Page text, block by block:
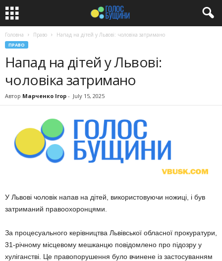
Головна Право Напад на дітей у Львові: чоловіка затримано
ПРАВО
Напад на дітей у Львові:
чоловіка затримано
Автор Марченко Ігор - July 15, 2025
У Львові чоловік напав на дітей, використовуючи ножиці, і був
затриманий правоохоронцями.
За процесуального керівництва Львівської обласної прокуратури,
31-річному місцевому мешканцю повідомлено про підозру у
хуліганстві. Це правопорушення було вчинене із застосуванням